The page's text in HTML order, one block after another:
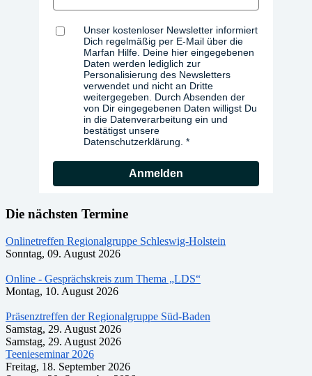
Unser kostenloser Newsletter informiert
Dich regelmäßig per E-Mail über die
Marfan Hilfe. Deine hier eingegebenen
Daten werden lediglich zur
Personalisierung des Newsletters
verwendet und nicht an Dritte
weitergegeben. Durch Absenden der
von Dir eingegebenen Daten willigst Du
in die Datenverarbeitung ein und
bestätigst unsere
Datenschutzerklärung.
Anmelden
Die nächsten Termine
Onlinetreffen Regionalgruppe Schleswig-Holstein
Sonntag, 09. August 2026
Online - Gesprächskreis zum Thema „LDS“
Montag, 10. August 2026
Präsenztreffen der Regionalgruppe Süd-Baden
Samstag, 29. August 2026
Samstag, 29. August 2026
Teenieseminar 2026
Freitag, 18. September 2026